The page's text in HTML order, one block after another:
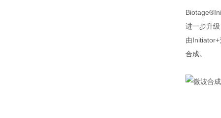
进一步升级
由
合成。